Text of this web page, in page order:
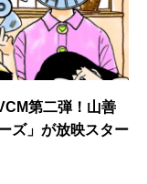
第二弾！山善
ズ」が放映スター